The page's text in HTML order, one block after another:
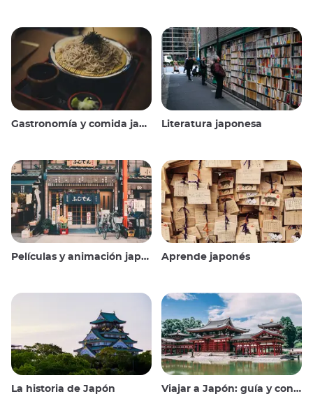
Gastronomía y comida japonesas Literatura japonesa
Películas y animación japonesas Aprende japonés
La historia de Japón Viajar a Japón: guía y consejos